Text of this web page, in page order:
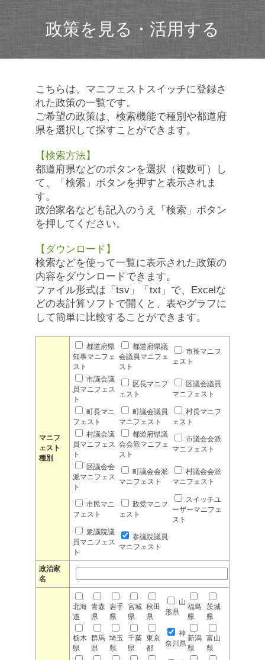
政策を見る・活用する
こちらは、マニフェストスイッチに登録さ
れた政策の一覧です。
ご希望の政策は、検索機能で種別や都道府
県を選択して探すことができます。
【検索方法】
都道府県などのボタンを選択（複数可）し
て、「検索」ボタンを押すと表示されま
す。
政治家名なども記入のうえ「検索」ボタン
を押してください。
【ダウンロード】
検索などを使って一覧に表示された政策の
内容をダウンロードできます。
ファイル形式は「tsv」「txt」で、Excelな
どの表計算ソフトで開くと、表やグラフに
して簡単に比較することができます。
マニフ
ェスト
種別
都道府県
知事マニフェ
スト
都道府県議
会議員マニフェ
スト
市長マニフ
ェスト
市議会議
員マニフェス
ト
区長マニフ
ェスト
区議会議員
マニフェスト
町長マニ
フェスト
町議会議員
マニフェスト
村長マニフ
ェスト
村議会議
員マニフェス
ト
都道府県議
会会派マニフェ
スト
市議会会派
マニフェスト
区議会会
派マニフェス
ト
町議会会派
マニフェスト
村議会会派
マニフェスト
市民マニ
フェスト
政党マニフ
ェスト
スイッチユ
ーザーマニフェ
スト
衆議院議
員マニフェス
ト
参議院議員
マニフェスト
政治家
名
北海
道
青森
県
岩手
県
宮城
県
秋田
県
山
形県
福島
県
茨城
県
栃木
県
群馬
県
埼玉
県
千葉
県
東京
都
神
奈川県
新潟
県
富山
県